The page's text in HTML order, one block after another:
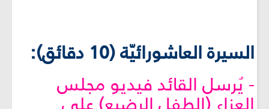
السيرة العاشورائيّة (10 دقائق):
- يُرسل القائد فيديو مجلس